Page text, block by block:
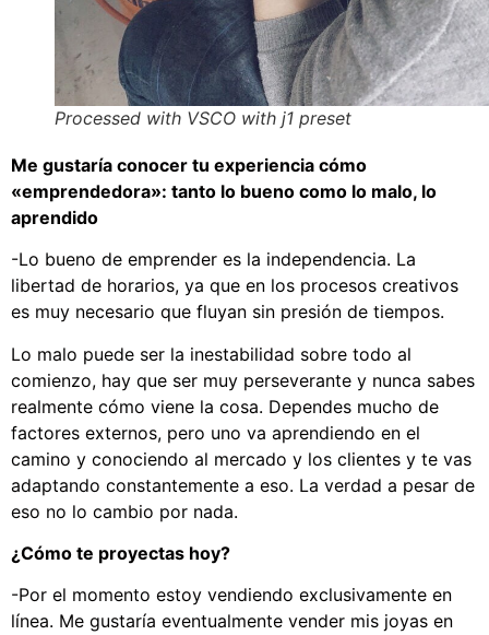
Processed with VSCO with j1 preset
Me gustaría conocer tu experiencia cómo
«emprendedora»: tanto lo bueno como lo malo, lo
aprendido
-Lo bueno de emprender es la independencia. La
libertad de horarios, ya que en los procesos creativos
es muy necesario que fluyan sin presión de tiempos.
Lo malo puede ser la inestabilidad sobre todo al
comienzo, hay que ser muy perseverante y nunca sabes
realmente cómo viene la cosa. Dependes mucho de
factores externos, pero uno va aprendiendo en el
camino y conociendo al mercado y los clientes y te vas
adaptando constantemente a eso. La verdad a pesar de
eso no lo cambio por nada.
¿Cómo te proyectas hoy?
-Por el momento estoy vendiendo exclusivamente en
línea. Me gustaría eventualmente vender mis joyas en